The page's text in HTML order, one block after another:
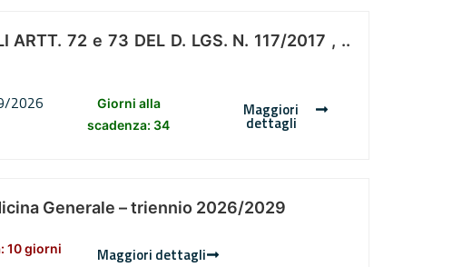
ARTT. 72 e 73 DEL D. LGS. N. 117/2017 , ..
2026
Giorni alla
scadenza: 34
Maggiori
dettagli
Generale – triennio 2026/2029
10 giorni Maggiori dettagli